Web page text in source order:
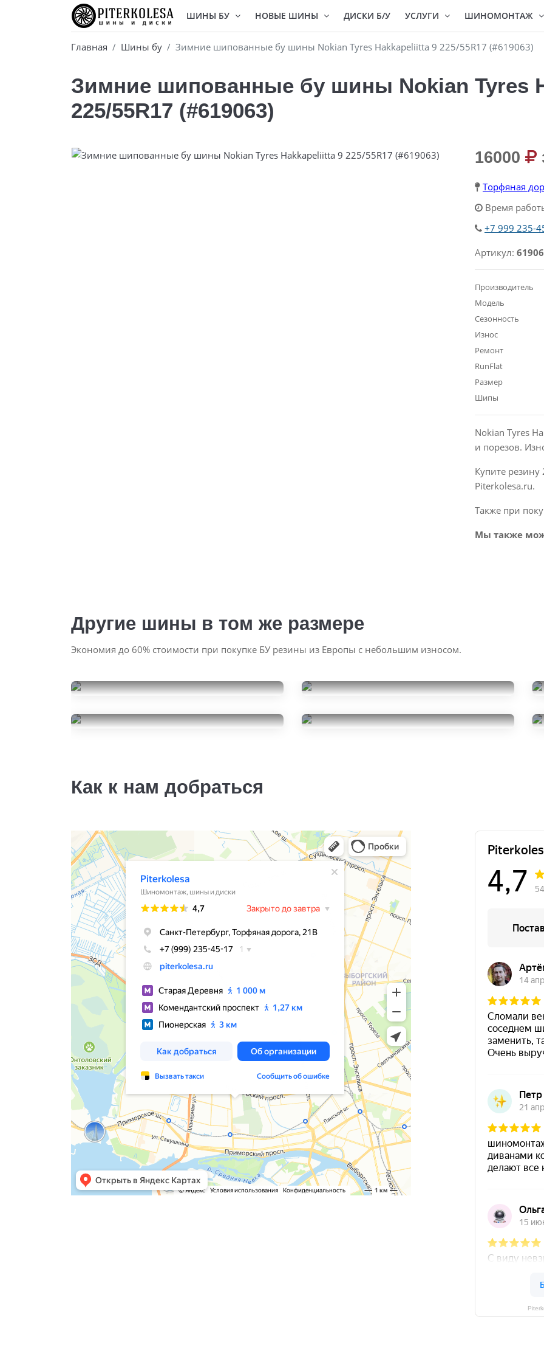
ШИНЫ БУ НОВЫЕ ШИНЫ ДИСКИ Б/У УСЛУГИ ШИНОМОНТАЖ
Главная Шины бу Зимние шипованные бу шины Nokian Tyres Hakkapeliitta 9 225/55R17 (#619063)
Зимние шипованные бу шины Nokian Tyres
225/55R17 (#619063)
16000
Торфяная
Время
+7 999 235-
Артикул:
Производитель
Модель
Сезонность
Износ
Ремонт
RunFlat
Размер
Шипы
Nokian Tyres
и порезов.
Купите резину
Piterkolesa.ru.
Также при
Мы также
Другие шины в том же размере
Экономия до 60% стоимости при покупке БУ резины из Европы с небольшим износом.
225/55R17
225/55R17
15000
за 4 шт.
Как к нам добраться